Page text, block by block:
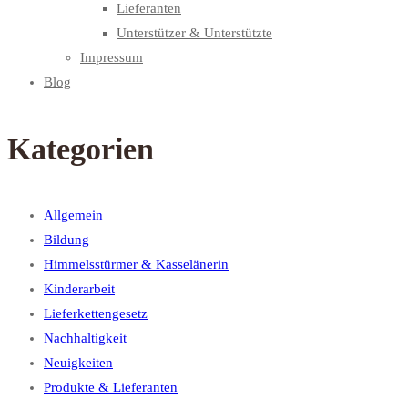
Lieferanten
Unterstützer & Unterstützte
Impressum
Blog
Kategorien
Allgemein
Bildung
Himmelsstürmer & Kasselänerin
Kinderarbeit
Lieferkettengesetz
Nachhaltigkeit
Neuigkeiten
Produkte & Lieferanten